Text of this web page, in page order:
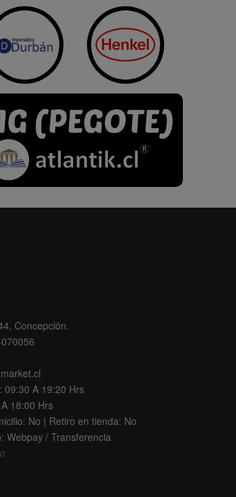
Concepción.
09:30 A 19:20 Hrs
18:00 Hrs
No | Retiro en tienda: No
Webpay / Transferencia